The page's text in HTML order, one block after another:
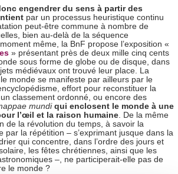
engendrer du sens à partir des
par un processus heuristique continu
peut-être commune à nombre de
bien au-delà de la séquence
même, la BnF propose l’exposition «
» présentant près de deux mille cinq cents
sous forme de globe ou de disque, dans
médiévaux ont trouvé leur place. La
monde se manifeste par ailleurs par le
effort pour reconstituer la
classement ordonné, ou encore des
mundi qui enclosent le monde à une
l’œil et la raison humaine . De la même
de la révolution du temps, à savoir la
par la répétition – s’exprimant jusque dans la
qui concentre, dans l’ordre des jours et
les fêtes chrétiennes, ainsi que les
–, ne participerait-elle pas de
le monde ?